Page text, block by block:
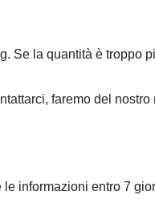
Se la quantità è troppo
faremo del
le informazioni entro 7